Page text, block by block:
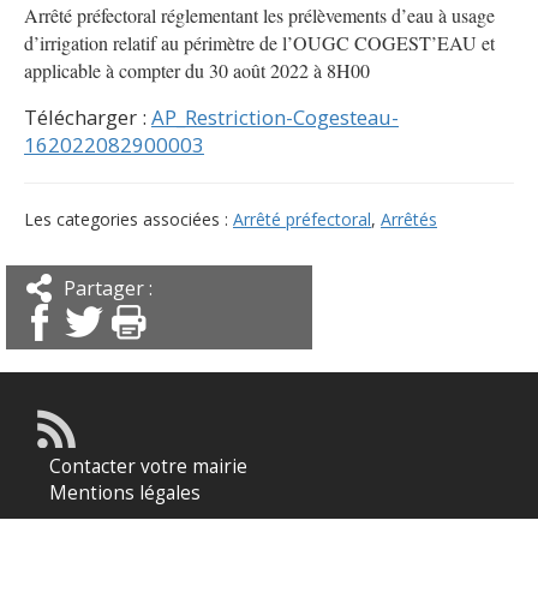
Arrêté préfectoral réglementant les prélèvements d’eau à usage
d’irrigation relatif au périmètre de l’OUGC COGEST’EAU et
applicable à compter du 30 août 2022 à 8H00
Télécharger : AP_Restriction-Cogesteau-
162022082900003
Les categories associées : Arrêté préfectoral, Arrêtés
Partager :
Contacter votre mairie
Mentions légales